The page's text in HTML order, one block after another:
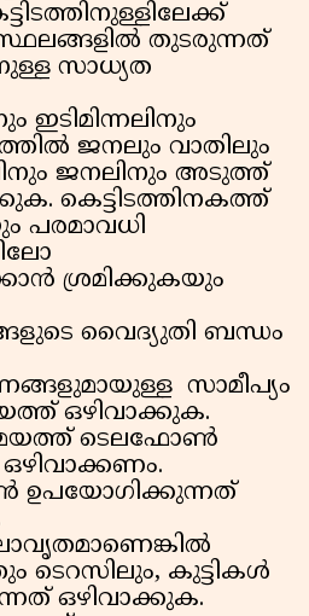
തുടരുന്നത്
സാധ്യത
ഇടിമിന്നലിനും
ജനലും വാതിലും
ജനലിനും അടുത്ത്
കെട്ടിടത്തിനകത്ത്
പരമാവധി
ശ്രമിക്കുകയും
വൈദ്യുതി ബന്ധം
സാമീപ്യം
ഒഴിവാക്കുക.
ടെലഫോണ്‍
കുട്ടികള്‍
ഒഴിവാക്കുക.